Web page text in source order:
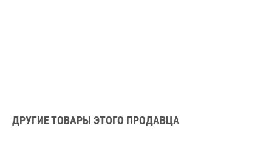
ДРУГИЕ ТОВАРЫ ЭТОГО ПРОДАВЦА